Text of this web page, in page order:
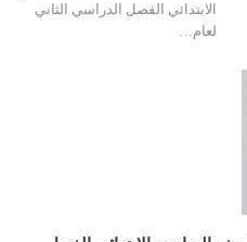
الابتدائي الفصل الدراسي الثاني
لعام…